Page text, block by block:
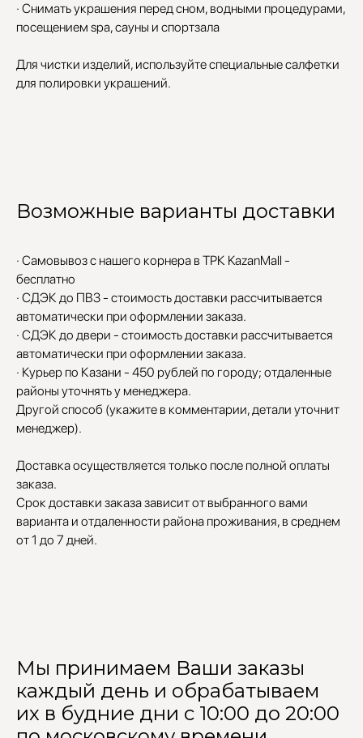
· Снимать украшения перед сном, водными процедурами,
посещением spa, сауны и спортзала
Для чистки изделий, используйте специальные салфетки
для полировки украшений.
Возможные варианты доставки
· Самовывоз с нашего корнера в ТРК KazanMall -
бесплатно
· СДЭК до ПВЗ - стоимость доставки рассчитывается
автоматически при оформлении заказа.
· СДЭК до двери - стоимость доставки рассчитывается
автоматически при оформлении заказа.
· Курьер по Казани - 450 рублей по городу; отдаленные
районы уточнять у менеджера.
Другой способ (укажите в комментарии, детали уточнит
менеджер).
Доставка осуществляется только после полной оплаты
заказа.
Срок доставки заказа зависит от выбранного вами
варианта и отдаленности района проживания, в среднем
от 1 до 7 дней.
Мы принимаем Ваши заказы
каждый день и обрабатываем
их в будние дни с 10:00 до 20:00